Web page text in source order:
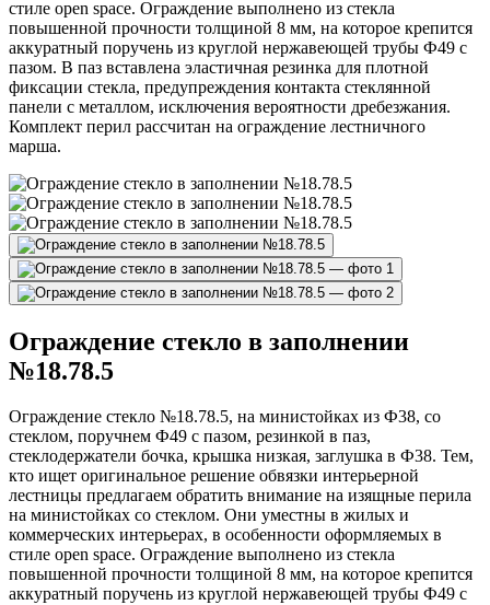
стиле open space. Ограждение выполнено из стекла
повышенной прочности толщиной 8 мм, на которое крепится
аккуратный поручень из круглой нержавеющей трубы Ф49 с
пазом. В паз вставлена эластичная резинка для плотной
фиксации стекла, предупреждения контакта стеклянной
панели с металлом, исключения вероятности дребезжания.
Комплект перил рассчитан на ограждение лестничного
марша.
Ограждение стекло в заполнении
№18.78.5
Ограждение стекло №18.78.5, на министойках из Ф38, со
стеклом, поручнем Ф49 с пазом, резинкой в паз,
стеклодержатели бочка, крышка низкая, заглушка в Ф38. Тем,
кто ищет оригинальное решение обвязки интерьерной
лестницы предлагаем обратить внимание на изящные перила
на министойках со стеклом. Они уместны в жилых и
коммерческих интерьерах, в особенности оформляемых в
стиле open space. Ограждение выполнено из стекла
повышенной прочности толщиной 8 мм, на которое крепится
аккуратный поручень из круглой нержавеющей трубы Ф49 с